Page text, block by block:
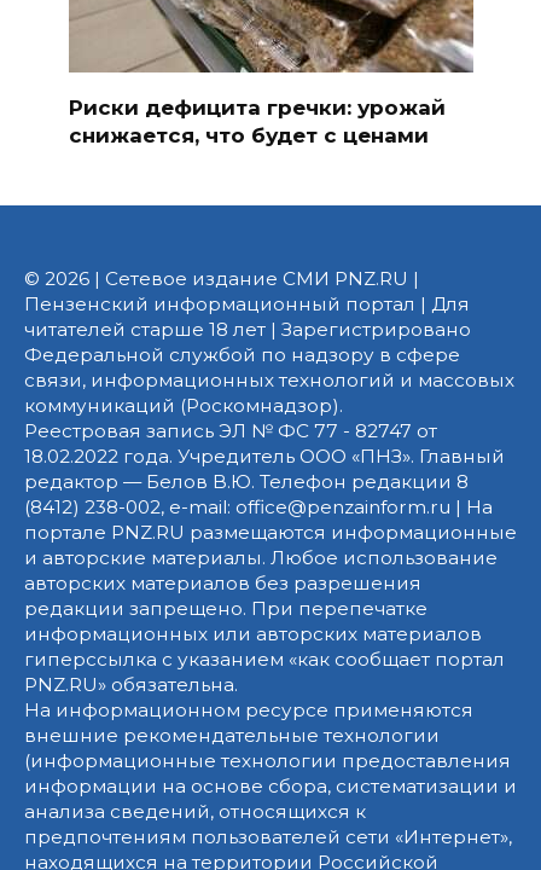
Риски дефицита гречки: урожай
снижается, что будет с ценами
© 2026 | Сетевое издание СМИ PNZ.RU |
Пензенский информационный портал | Для
читателей старше 18 лет | Зарегистрировано
Федеральной службой по надзору в сфере
связи, информационных технологий и массовых
коммуникаций (Роскомнадзор).
Реестровая запись ЭЛ № ФС 77 - 82747 от
18.02.2022 года. Учредитель ООО «ПНЗ». Главный
редактор — Белов В.Ю. Телефон редакции 8
(8412) 238-002, e-mail: office@penzainform.ru | На
портале PNZ.RU размещаются информационные
и авторские материалы. Любое использование
авторских материалов без разрешения
редакции запрещено. При перепечатке
информационных или авторских материалов
гиперссылка с указанием «как сообщает портал
PNZ.RU» обязательна.
На информационном ресурсе применяются
внешние рекомендательные технологии
(информационные технологии предоставления
информации на основе сбора, систематизации и
анализа сведений, относящихся к
предпочтениям пользователей сети «Интернет»,
находящихся на территории Российской